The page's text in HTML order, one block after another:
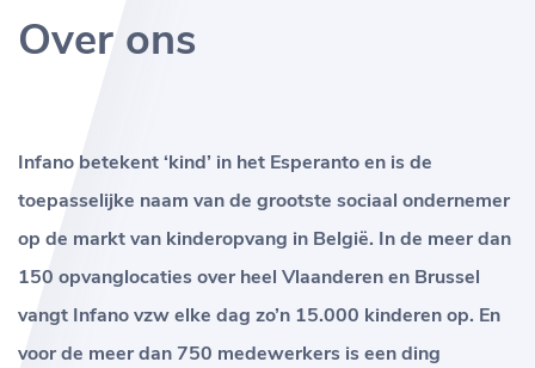
Over ons
Infano betekent ‘kind’ in het Esperanto en is de
toepasselijke naam van de grootste sociaal ondernemer
op de markt van kinderopvang in België. In de meer dan
150 opvanglocaties over heel Vlaanderen en Brussel
vangt Infano vzw elke dag zo’n 15.000 kinderen op. En
voor de meer dan 750 medewerkers is een ding